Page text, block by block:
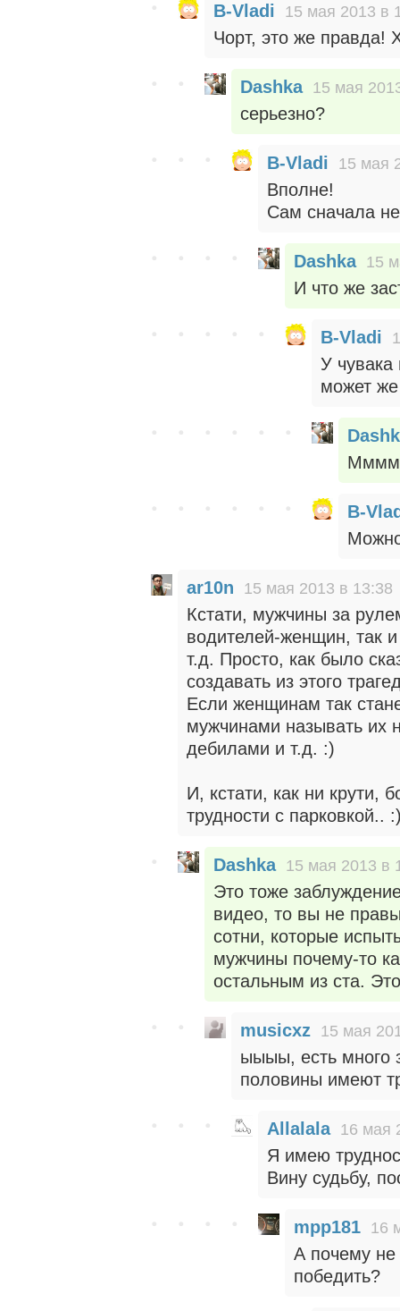
B-Vladi 15 мая 2013 в
Чорт, это же правда!
Dashka 15 мая
серьезно?
B-Vladi 15 мая
Вполне!
Сам сначала
Dashka 15
И что же
B-Vladi
У
может же
B-
ar10n 15 мая 2013 в 13:38
Кстати, мужчины за
водителей-женщин, так
т.д. Просто, как было
создавать из этого
Если женщинам так
мужчинами называть их
дебилами и т.д. :)
И, кстати, как ни крути,
трудности с парковкой..
Dashka 15 мая 2013 в
Это тоже
видео, то вы не
сотни, которые
мужчины почему-то
остальным из ста.
musicxz 15 мая
ыыыы, есть много
половины имеют
Allalala 16 мая
Я имею
Вину судьбу,
mpp181 16
А почему не
победить?